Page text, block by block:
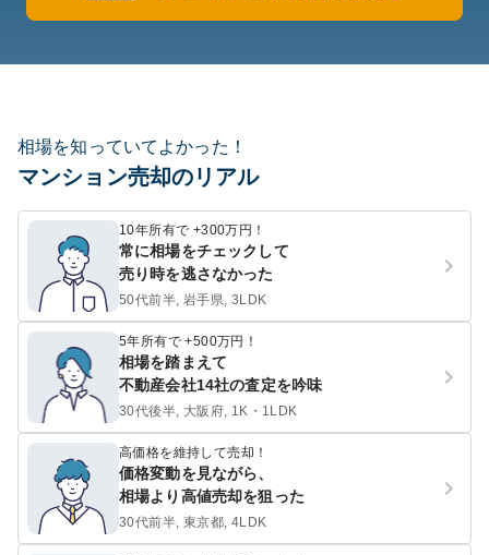
相場を知っていてよかった！
マンション売却のリアル
10年所有で +300万円！
常に相場をチェックして
売り時を逃さなかった
50代前半, 岩手県, 3LDK
5年所有で +500万円！
相場を踏まえて
不動産会社14社の査定を吟味
30代後半, 大阪府, 1K・1LDK
高価格を維持して売却！
価格変動を見ながら、
相場より高値売却を狙った
30代前半, 東京都, 4LDK